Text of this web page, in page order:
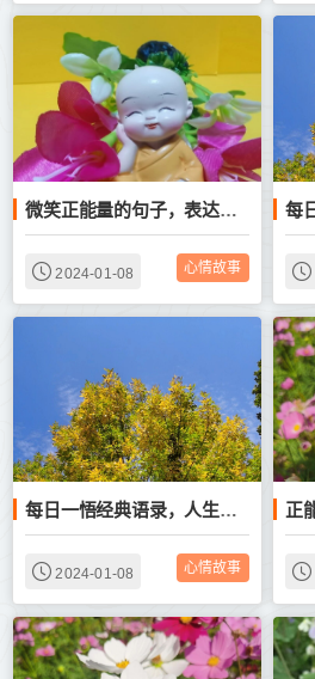
微笑正能量的句子，表达微笑带来好运的语录
2024-01-08 心情故事
每日一悟经典语录，人生感悟正能量句子
2024-01-08 心情故事